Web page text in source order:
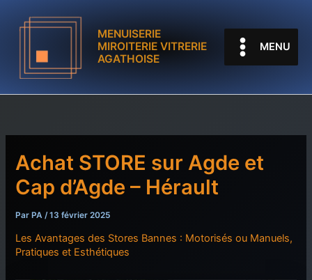
MENUISERIE
MIROITERIE VITRERIE
AGATHOISE
MENU
Achat STORE sur Agde et
Cap d’Agde – Hérault
ParPA/13 février 2025
Les Avantages des Stores Bannes : Motorisés ou Manuels,
Pratiques et Esthétiques